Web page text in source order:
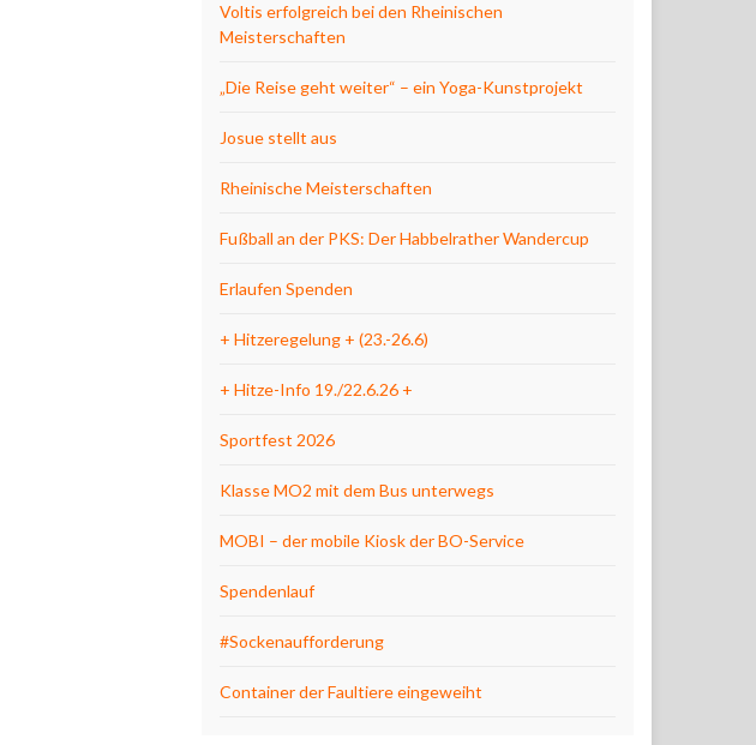
Voltis erfolgreich bei den Rheinischen
Meisterschaften
„Die Reise geht weiter“ – ein Yoga-Kunstprojekt
Josue stellt aus
Rheinische Meisterschaften
Fußball an der PKS: Der Habbelrather Wandercup
Erlaufen Spenden
+ Hitzeregelung + (23.-26.6)
+ Hitze-Info 19./22.6.26 +
Sportfest 2026
Klasse MO2 mit dem Bus unterwegs
MOBI – der mobile Kiosk der BO-Service
Spendenlauf
#Sockenaufforderung
Container der Faultiere eingeweiht